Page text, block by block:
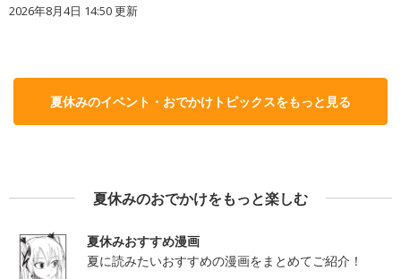
2026年8月4日 14:50更新
夏休みのイベント・おでかけトピックスをもっと見る
夏休みのおでかけをもっと楽しむ
夏休みおすすめ漫画
夏に読みたいおすすめの漫画をまとめてご紹介！